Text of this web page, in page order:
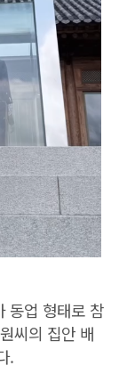
동업 형태로 참
씨의 집안 배
.